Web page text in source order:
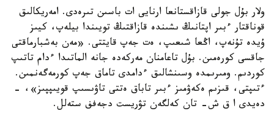
ولار بۇل جولى قازاقستانعا ارنايى ات باسىن تىرەدى. امەريكالىق
قوناقتار ءبىر اپتانىڭ ىشىندە قازاقتىڭ تويىندا بيلەپ، كيىز
ۇيدە تۇنەپ، اڭعا شىعىپ، ەت جەپ قايتتى. «مەن بەشبارماقتى
جاقسى كورەمىن. بۇل تاعامنان مەركەدە جانە الماتىدا ءدام تاتىپ
كوردىم. ومىرىمدە وسىنشالىق ءدامدى تاماق جەپ كورمەگەنمىن.
ءتىپتى، قىزىم ەكەۋمىز ءبىر تاباق ەتتى تاۋىسىپ قويىپپىز»، -
دەيدى ا ق ش- تان كەلگەن تۋريست دجەفف ستەلل.